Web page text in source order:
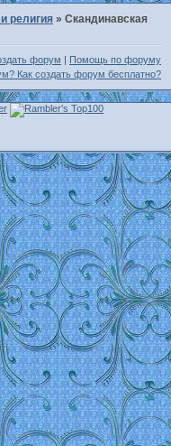
религия »Скандинавская
форум | Помощь по форуму